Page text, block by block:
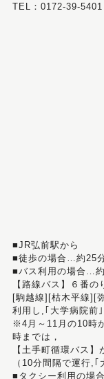
TEL：0172-39-
■JR弘前駅から
■徒歩の場合…約25
■バス利用の場合…
【路線バス】６番の
[駒越線][枯木平線][
利用し,｢大学病院前
※4月～11月の10時
時までは，
【土手町循環バス】
（10分間隔で運行,｢
■タクシー利用の場